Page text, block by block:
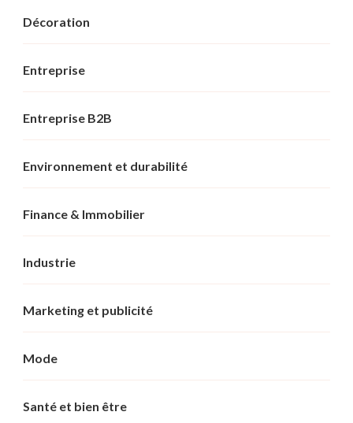
Décoration
Entreprise
Entreprise B2B
Environnement et durabilité
Finance & Immobilier
Industrie
Marketing et publicité
Mode
Santé et bien être